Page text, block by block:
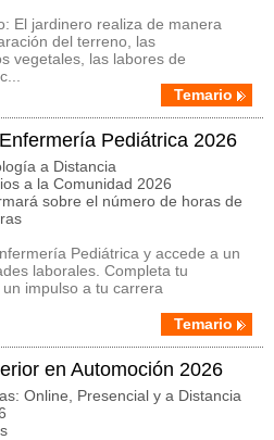
El jardinero realiza de manera
del terreno, las
vegetales, las labores de
Temario
Pediátrica 2026
a Distancia
a la Comunidad 2026
sobre el número de horas de
Pediátrica y accede a un
laborales. Completa tu
impulso a tu carrera
Temario
en Automoción 2026
Online, Presencial y a Distancia